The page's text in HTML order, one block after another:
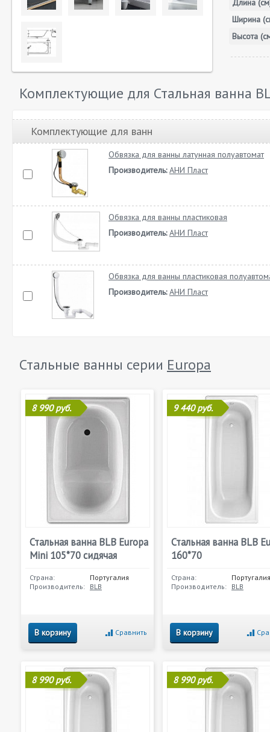
Длина
Ширина
Высота
Комплектующие для Стальная ванна
Комплектующие для ванн
Обвязка для ванны латунная полуавтомат
Производитель: АНИ Пласт
Обвязка для ванны пластиковая
Производитель: АНИ Пласт
Обвязка для ванны пластиковая
Производитель: АНИ Пласт
Стальные ванны серии Europa
8 990 руб.
Стальная ванна BLB Europa
Mini 105*70 сидячая
Страна:
Португалия
Производитель: BLB
В корзину Сравнить
9 440 руб.
Стальная ванна BLB
160*70
Страна:
Португалия
Производитель: BLB
В корзину
8 990 руб. 8 990 руб.